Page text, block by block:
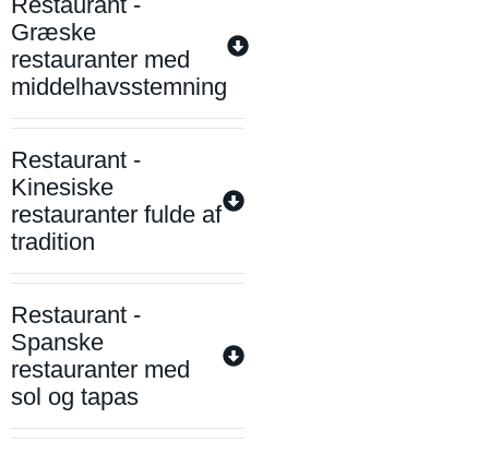
Græske
restauranter med
middelhavsstemning
Restaurant -
Kinesiske
restauranter fulde af
tradition
Restaurant -
Spanske
restauranter med
sol og tapas